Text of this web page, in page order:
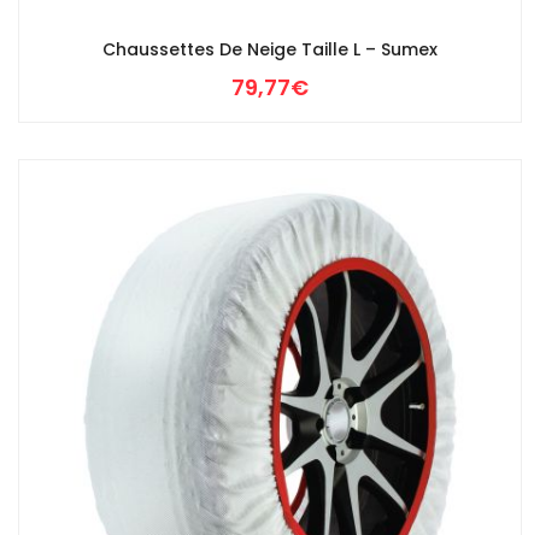
Chaussettes De Neige Taille L – Sumex
79,77€